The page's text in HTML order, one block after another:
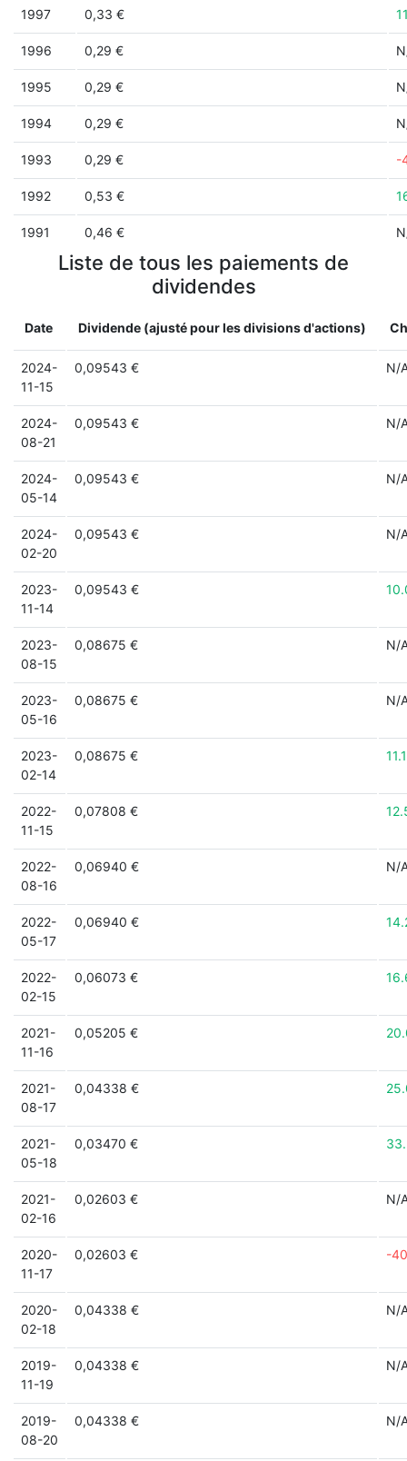
1997 0,33 €
1996 0,29 €
1995 0,29 €
1994 0,29 €
1993 0,29 € -
1992 0,53 €
1991 0,46 €
Liste de tous les paiements de
dividendes
Date Dividende (ajusté pour les divisions d'actions)
2024-
11-15
0,09543 € N/
2024-
08-21
0,09543 € N/
2024-
05-14
0,09543 € N/
2024-
02-20
0,09543 € N/
2023-
11-14
0,09543 €
2023-
08-15
0,08675 € N/
2023-
05-16
0,08675 € N/
2023-
02-14
0,08675 €
2022-
11-15
0,07808 €
2022-
08-16
0,06940 € N/
2022-
05-17
0,06940 €
2022-
02-15
0,06073 €
2021-
11-16
0,05205 €
2021-
08-17
0,04338 €
2021-
05-18
0,03470 €
2021-
02-16
0,02603 € N/
2020-
11-17
0,02603 € -
2020-
02-18
0,04338 € N/
2019-
11-19
0,04338 € N/
2019-
08-20
0,04338 € N/